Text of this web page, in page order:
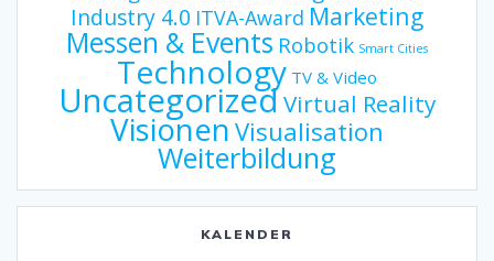
Industry 4.0 ITVA-Award Marketing
Messen & Events Robotik Smart Cities
Technology TV & Video
UncategorizedVirtual Reality
Visionen Visualisation
Weiterbildung
KALENDER